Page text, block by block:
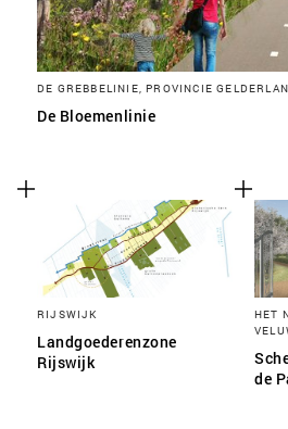
DE GREBBELINIE, PROVINCIE
De Bloemenlinie
RIJSWIJK
Landgoederenzone
Rijswijk
HET
de